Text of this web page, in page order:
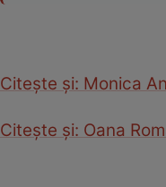
Citeşte şi: Monica
Citeşte şi: Oana